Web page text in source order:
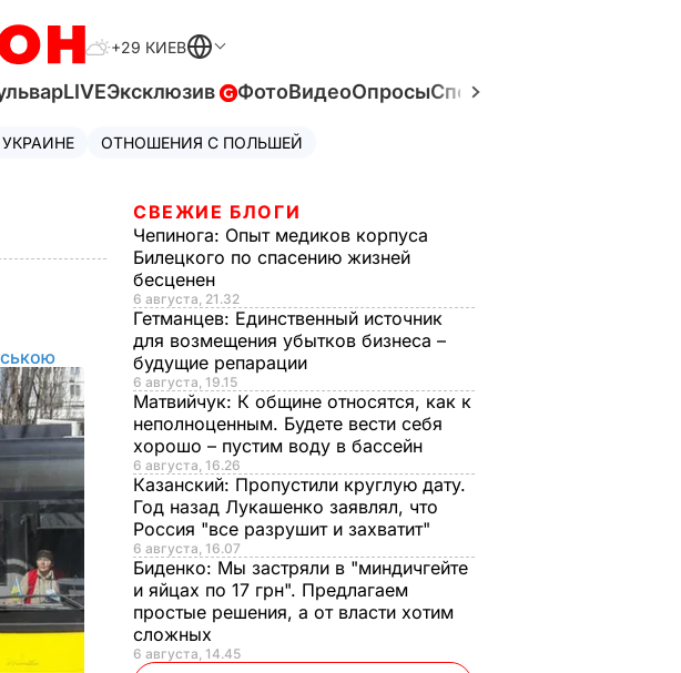
+29 КИЕВ
LIVEЭксклюзив ФотоВидеоОпросыСпецпроекты
ОТНОШЕНИЯ С ПОЛЬШЕЙ
СВЕЖИЕ БЛОГИ
Чепинога: Опыт медиков корпуса
Билецкого по спасению жизней
бесценен
6 августа, 21.32
Гетманцев: Единственный источник
для возмещения убытков бизнеса –
будущие репарации
6 августа, 19.15
Матвийчук: К общине относятся, как к
неполноценным. Будете вести себя
хорошо – пустим воду в бассейн
6 августа, 16.26
Казанский: Пропустили круглую дату.
Год назад Лукашенко заявлял, что
Россия "все разрушит и захватит"
6 августа, 16.07
Биденко: Мы застряли в "миндичгейте
и яйцах по 17 грн". Предлагаем
простые решения, а от власти хотим
сложных
6 августа, 14.45